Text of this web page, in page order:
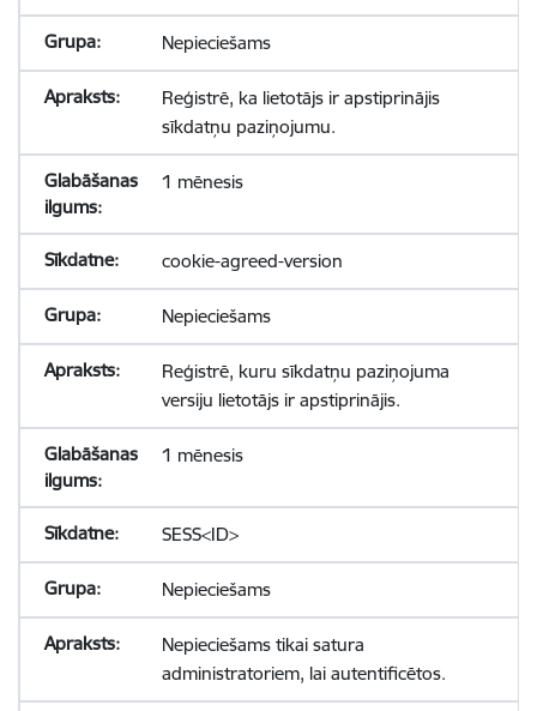
Nepieciešams
Reģistrē, ka lietotājs ir apstiprinājis
sīkdatņu paziņojumu.
1 mēnesis
cookie-agreed-version
Nepieciešams
Reģistrē, kuru sīkdatņu paziņojuma
versiju lietotājs ir apstiprinājis.
1 mēnesis
SESS<ID>
Nepieciešams
Nepieciešams tikai satura
administratoriem, lai autentificētos.